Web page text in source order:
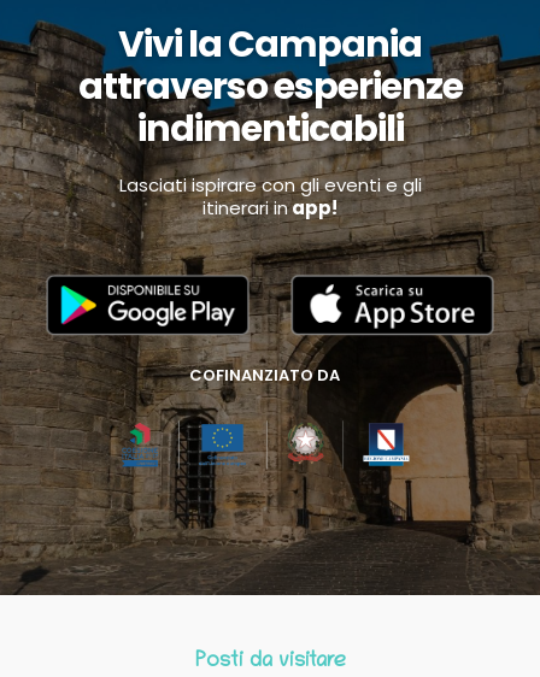
Vivi la Campania
attraverso esperienze
indimenticabili
Lasciati ispirare con gli eventi e gli
itinerari inapp!
COFINANZIATO DA
Posti da visitare